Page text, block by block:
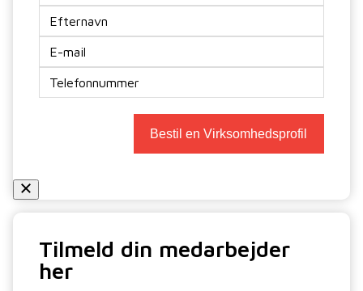
mail*
Tilmeld din medarbejder
her